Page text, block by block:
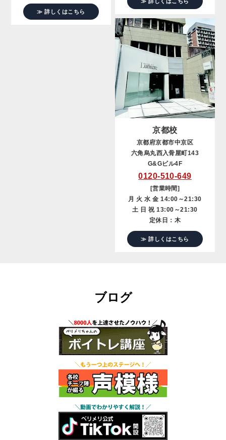
≫ 詳しくはこちら
京都校
京都府京都市中京区
六角烏丸西入骨屋町143
G&Gビル4F
0120-510-649
[営業時間]
月 火 水 金 14:00～21:30
土 日 祝 13:00～21:30
定休日：木
≫ 詳しくはこちら
ブログ